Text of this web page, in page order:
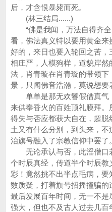
后，才含恨暴毙而死。
(林三结局......)
“佛是我闻，万法自得齐全
看，佛法真义特以要用黄金
好的，来日也要入轮回之苦，
相庄严，人模狗样，道貌岸
法，肖青璇在肖青璇的带领
景，只闻佛音浩瀚，莫说想要
单单是那无欢鬙假借真气
来供奉香火的百姓顶礼膜拜
得失与否应都获大自在，超
土又有什么分别，到头来，
治旗号融入了宗教信仰中罢了。
无论承认与否，此淫僧口
个时辰真经，传道半个时辰
彩！竟然挑不出半点毛病，
数质疑，打着旗号招摇撞骗
最后发展百年时间，无一不
强大，但也不及古人过去几百